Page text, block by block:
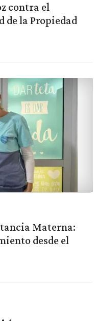
contra el
la Propiedad
Materna:
desde el